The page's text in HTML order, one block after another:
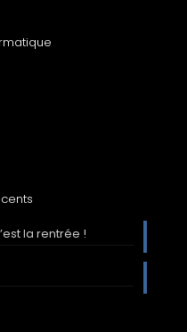
la rentrée !